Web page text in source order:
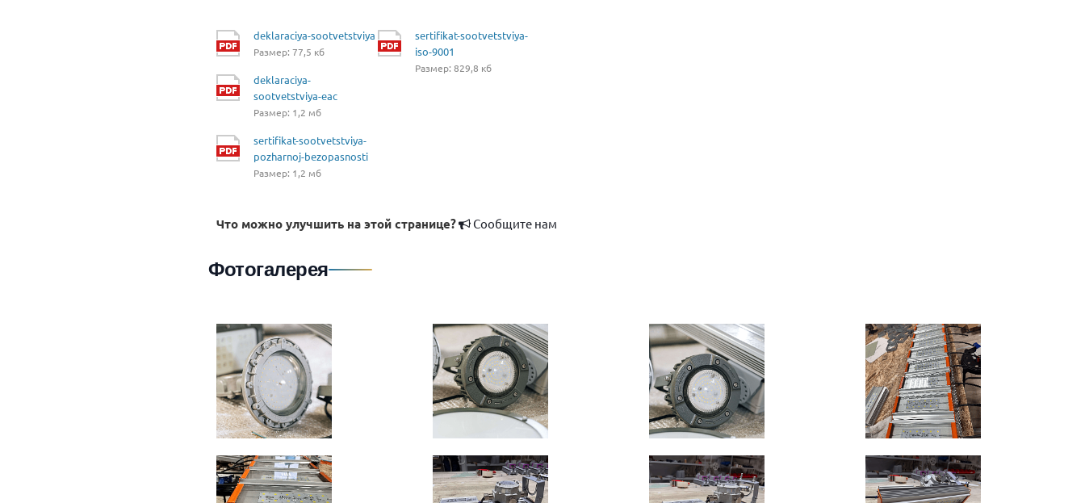
deklaraciya-sootvetstviya
Размер: 77,5 кб
deklaraciya-
sootvetstviya-eac
Размер: 1,2 мб
sertifikat-sootvetstviya-
pozharnoj-bezopasnosti
Размер: 1,2 мб
sertifikat-sootvetstviya-
iso-9001
Размер: 829,8 кб
Что можно улучшить на этой странице? Сообщите нам
Фотогалерея